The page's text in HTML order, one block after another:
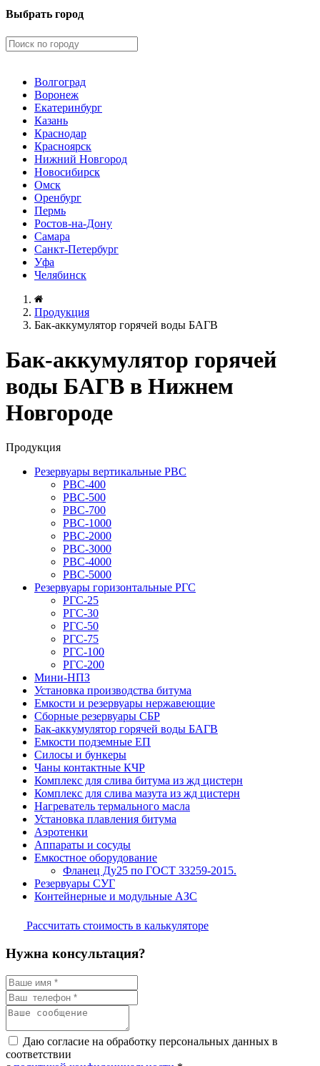
Выбрать город
Волгоград
Воронеж
Екатеринбург
Казань
Краснодар
Красноярск
Нижний Новгород
Новосибирск
Омск
Оренбург
Пермь
Ростов-на-Дону
Самара
Санкт-Петербург
Уфа
Челябинск
Продукция
Бак-аккумулятор горячей воды БАГВ
Бак-аккумулятор горячей
воды БАГВ в Нижнем
Новгороде
Продукция
Резервуары вертикальные РВС
РВС-400
РВС-500
РВС-700
РВС-1000
РВС-2000
РВС-3000
РВС-4000
РВС-5000
Резервуары горизонтальные РГС
РГС-25
РГС-30
РГС-50
РГС-75
РГС-100
РГС-200
Мини-НПЗ
Установка производства битума
Емкости и резервуары нержавеющие
Сборные резервуары СБР
Бак-аккумулятор горячей воды БАГВ
Емкости подземные ЕП
Силосы и бункеры
Чаны контактные КЧР
Комплекс для слива битума из жд цистерн
Комплекс для слива мазута из жд цистерн
Нагреватель термального масла
Установка плавления битума
Аэротенки
Аппараты и сосуды
Емкостное оборудование
Фланец Ду25 по ГОСТ 33259-2015.
Резервуары СУГ
Контейнерные и модульные АЗС
Рассчитать стоимость в калькуляторе
Нужна консультация?
Даю согласие на обработку персональных данных в
соответствии